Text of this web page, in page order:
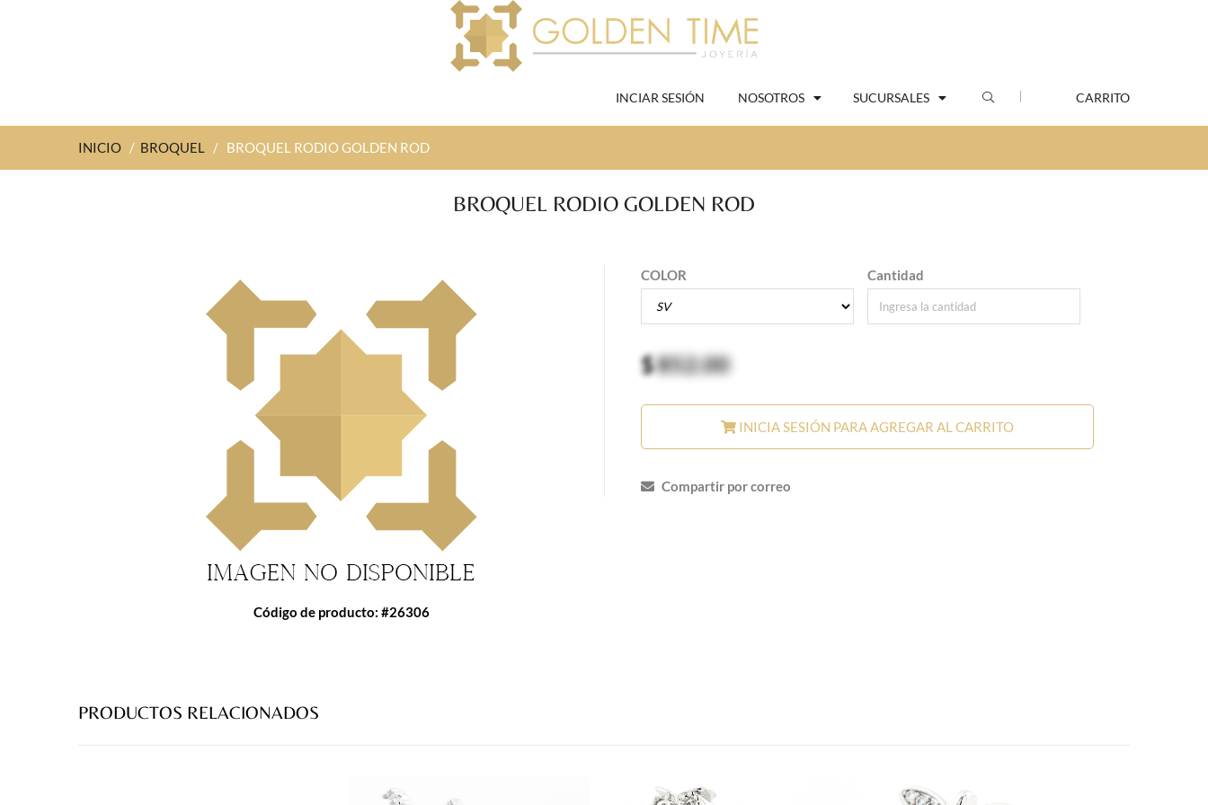
INCIAR SESIÓN NOSOTROS SUCURSALES CARRITO
INICIO / BROQUEL / BROQUEL RODIO GOLDEN ROD
BROQUEL RODIO GOLDEN ROD
Código de producto: #26306
COLOR Cantidad
$852.00
INICIA SESIÓN PARA AGREGAR AL CARRITO
Compartir por correo
PRODUCTOS RELACIONADOS